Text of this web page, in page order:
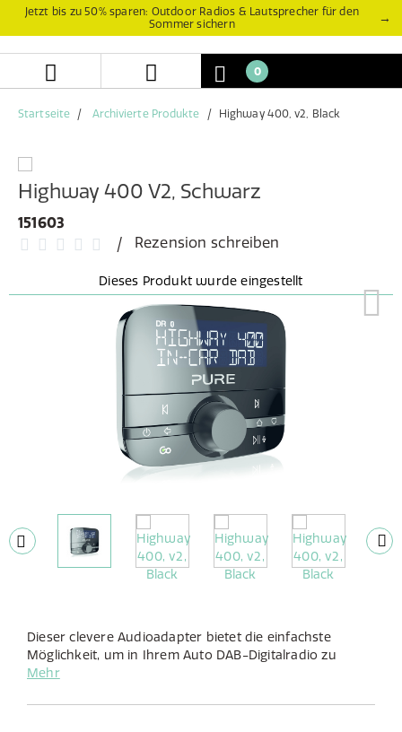
Zum
ZumJetzt bis zu 50% sparen: Outdoor Radios & Lautsprecher für den
Sommer sichern
→
0
Startseite Archivierte Produkte Highway 400, v2, Black
Highway 400 V2, Schwarz
151603
Rezension schreiben
Dieser clevere Audioadapter bietet die einfachste
Möglichkeit, um in Ihrem Auto DAB-Digitalradio zu
hören und Bluetooth-Musik von Ihrem Mobilgerät zu
Mehr